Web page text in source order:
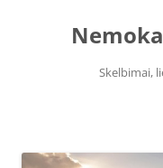
Skelbimai,